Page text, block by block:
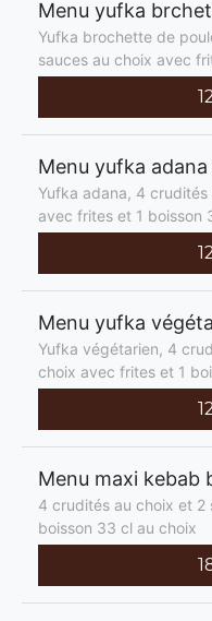
Menu yufka
Yufka brochette de
sauces au choix avec
Menu yufka adana
Yufka adana, 4
avec frites et 1 boisson
Menu yufka
Yufka végétarien, 4
choix avec frites et 1
Menu maxi kebab
4 crudités au choix et 2
boisson 33 cl au choix